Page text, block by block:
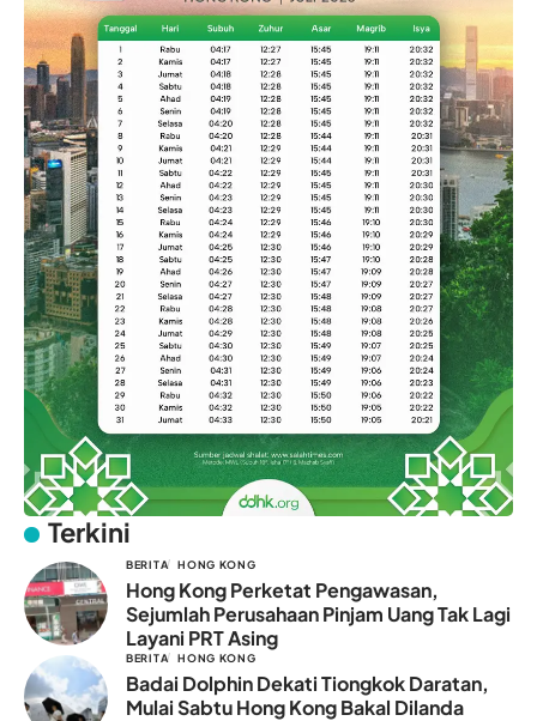
Terkini
BERITA HONG KONG
Hong Kong Perketat Pengawasan,
Sejumlah Perusahaan Pinjam Uang Tak Lagi
Layani PRT Asing
BERITA HONG KONG
Badai Dolphin Dekati Tiongkok Daratan,
Mulai Sabtu Hong Kong Bakal Dilanda